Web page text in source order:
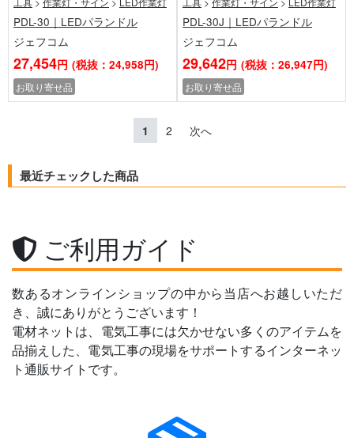
PDL-30｜LEDパランドル
ジェフコム
27,454円 (税抜：24,958円)
お取り寄せ品
PDL-30J｜LEDパランドル
ジェフコム
29,642円 (税抜：26,947円)
お取り寄せ品
1 2 次へ
最近チェックした商品
ご利用ガイド
数あるオンラインショップの中から当店へお越しいただ
き、誠にありがとうございます！
電材ネットは、電気工事には欠かせない多くのアイテムを
品揃えした、電気工事の現場をサポートするインターネッ
ト通販サイトです。